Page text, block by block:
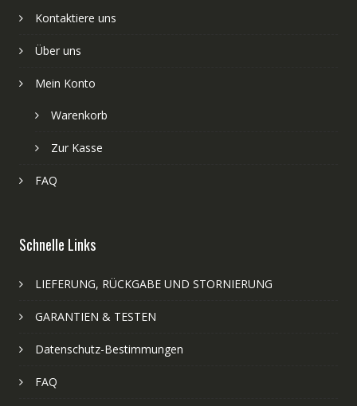
Kontaktiere uns
Über uns
Mein Konto
Warenkorb
Zur Kasse
FAQ
Schnelle Links
LIEFERUNG, RÜCKGABE UND STORNIERUNG
GARANTIEN & TESTEN
Datenschutz-Bestimmungen
FAQ